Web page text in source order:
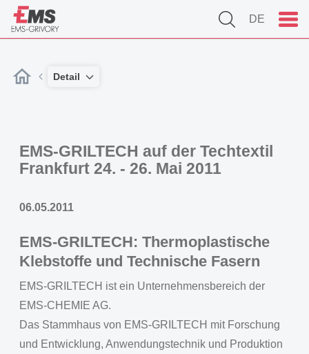
DE
Detail
EMS-GRILTECH auf der Techtextil
Frankfurt 24. - 26. Mai 2011
06.05.2011
EMS-GRILTECH: Thermoplastische
Klebstoffe und Technische Fasern
EMS-GRILTECH ist ein Unternehmensbereich der
EMS-CHEMIE AG.
Das Stammhaus von EMS-GRILTECH mit Forschung
und Entwicklung, Anwendungstechnik und Produktion